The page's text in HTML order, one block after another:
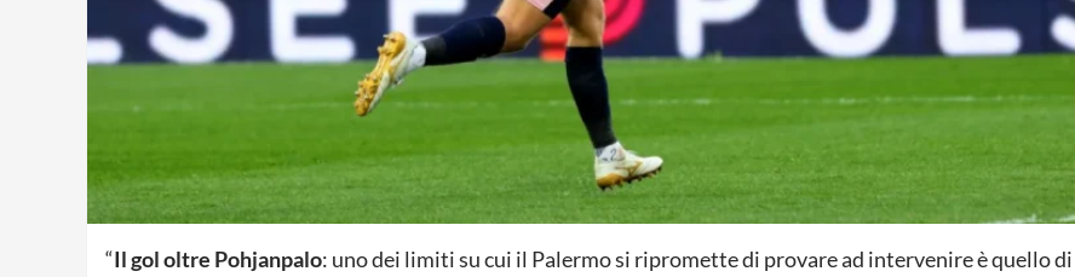
“Il gol oltre Pohjanpalo: uno dei limiti su cui il Palermo si ripromette di provare ad intervenire è quello di